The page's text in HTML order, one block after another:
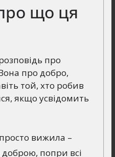
що ця
про
про добро,
той, хто робив
якщо усвідомить
вижила –
попри всі